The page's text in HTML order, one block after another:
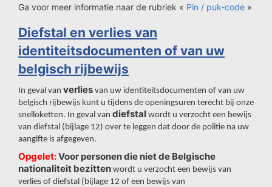
Ga voor meer informatie naar de rubriek « Pin / puk-code »
Diefstal en verlies van
identiteitsdocumenten of van uw
belgisch rijbewijs
In geval van verlies van uw identiteitsdocumenten of van uw
belgisch rijbewijs kunt u tijdens de openingsuren terecht bij onze
snelloketten. In geval van diefstal wordt u verzocht een bewijs
van diefstal (bijlage 12) over te leggen dat door de politie na uw
aangifte is afgegeven.
Opgelet:Voor personen die niet de Belgische
nationaliteit bezitten wordt u verzocht een bewijs van
verlies of diefstal (bijlage 12 of een bewijs van